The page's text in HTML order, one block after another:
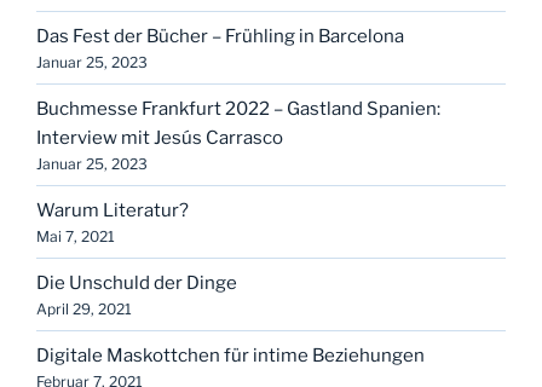
Das Fest der Bücher – Frühling in Barcelona
Januar 25, 2023
Buchmesse Frankfurt 2022 – Gastland Spanien:
Interview mit Jesús Carrasco
Januar 25, 2023
Warum Literatur?
Mai 7, 2021
Die Unschuld der Dinge
April 29, 2021
Digitale Maskottchen für intime Beziehungen
Februar 7, 2021